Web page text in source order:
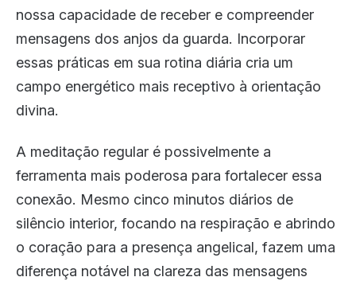
nossa capacidade de receber e compreender
mensagens dos anjos da guarda. Incorporar
essas práticas em sua rotina diária cria um
campo energético mais receptivo à orientação
divina.
A meditação regular é possivelmente a
ferramenta mais poderosa para fortalecer essa
conexão. Mesmo cinco minutos diários de
silêncio interior, focando na respiração e abrindo
o coração para a presença angelical, fazem uma
diferença notável na clareza das mensagens